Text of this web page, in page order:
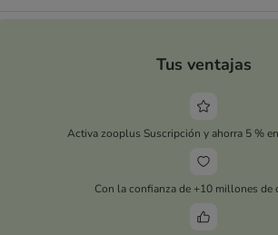
Tus ventajas
Activa zooplus Suscripción y ahorra 5 %
Con la confianza de +10 millones de